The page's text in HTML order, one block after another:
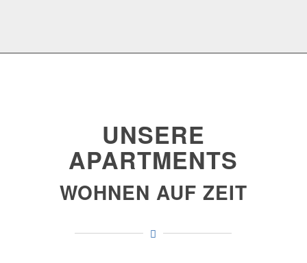
UNSERE
APARTMENTS
WOHNEN AUF ZEIT